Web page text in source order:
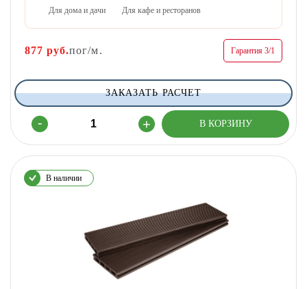
Для дома и дачи Для кафе и ресторанов
877 руб.пог/м. Гарантия 3/1
ЗАКАЗАТЬ РАСЧЕТ
В наличии